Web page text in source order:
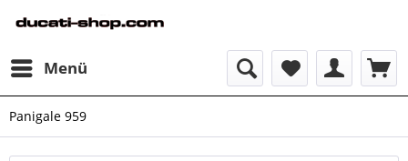
Menü
Panigale 959